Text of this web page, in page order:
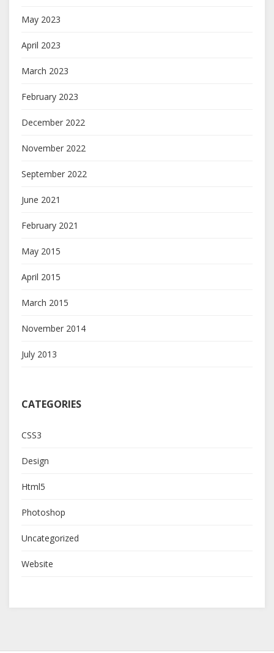
May 2023
April 2023
March 2023
February 2023
December 2022
November 2022
September 2022
June 2021
February 2021
May 2015
April 2015
March 2015
November 2014
July 2013
CATEGORIES
CSS3
Design
Html5
Photoshop
Uncategorized
Website